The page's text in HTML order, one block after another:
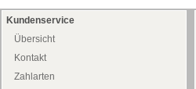
Kundenservice
Übersicht
Kontakt
Zahlarten